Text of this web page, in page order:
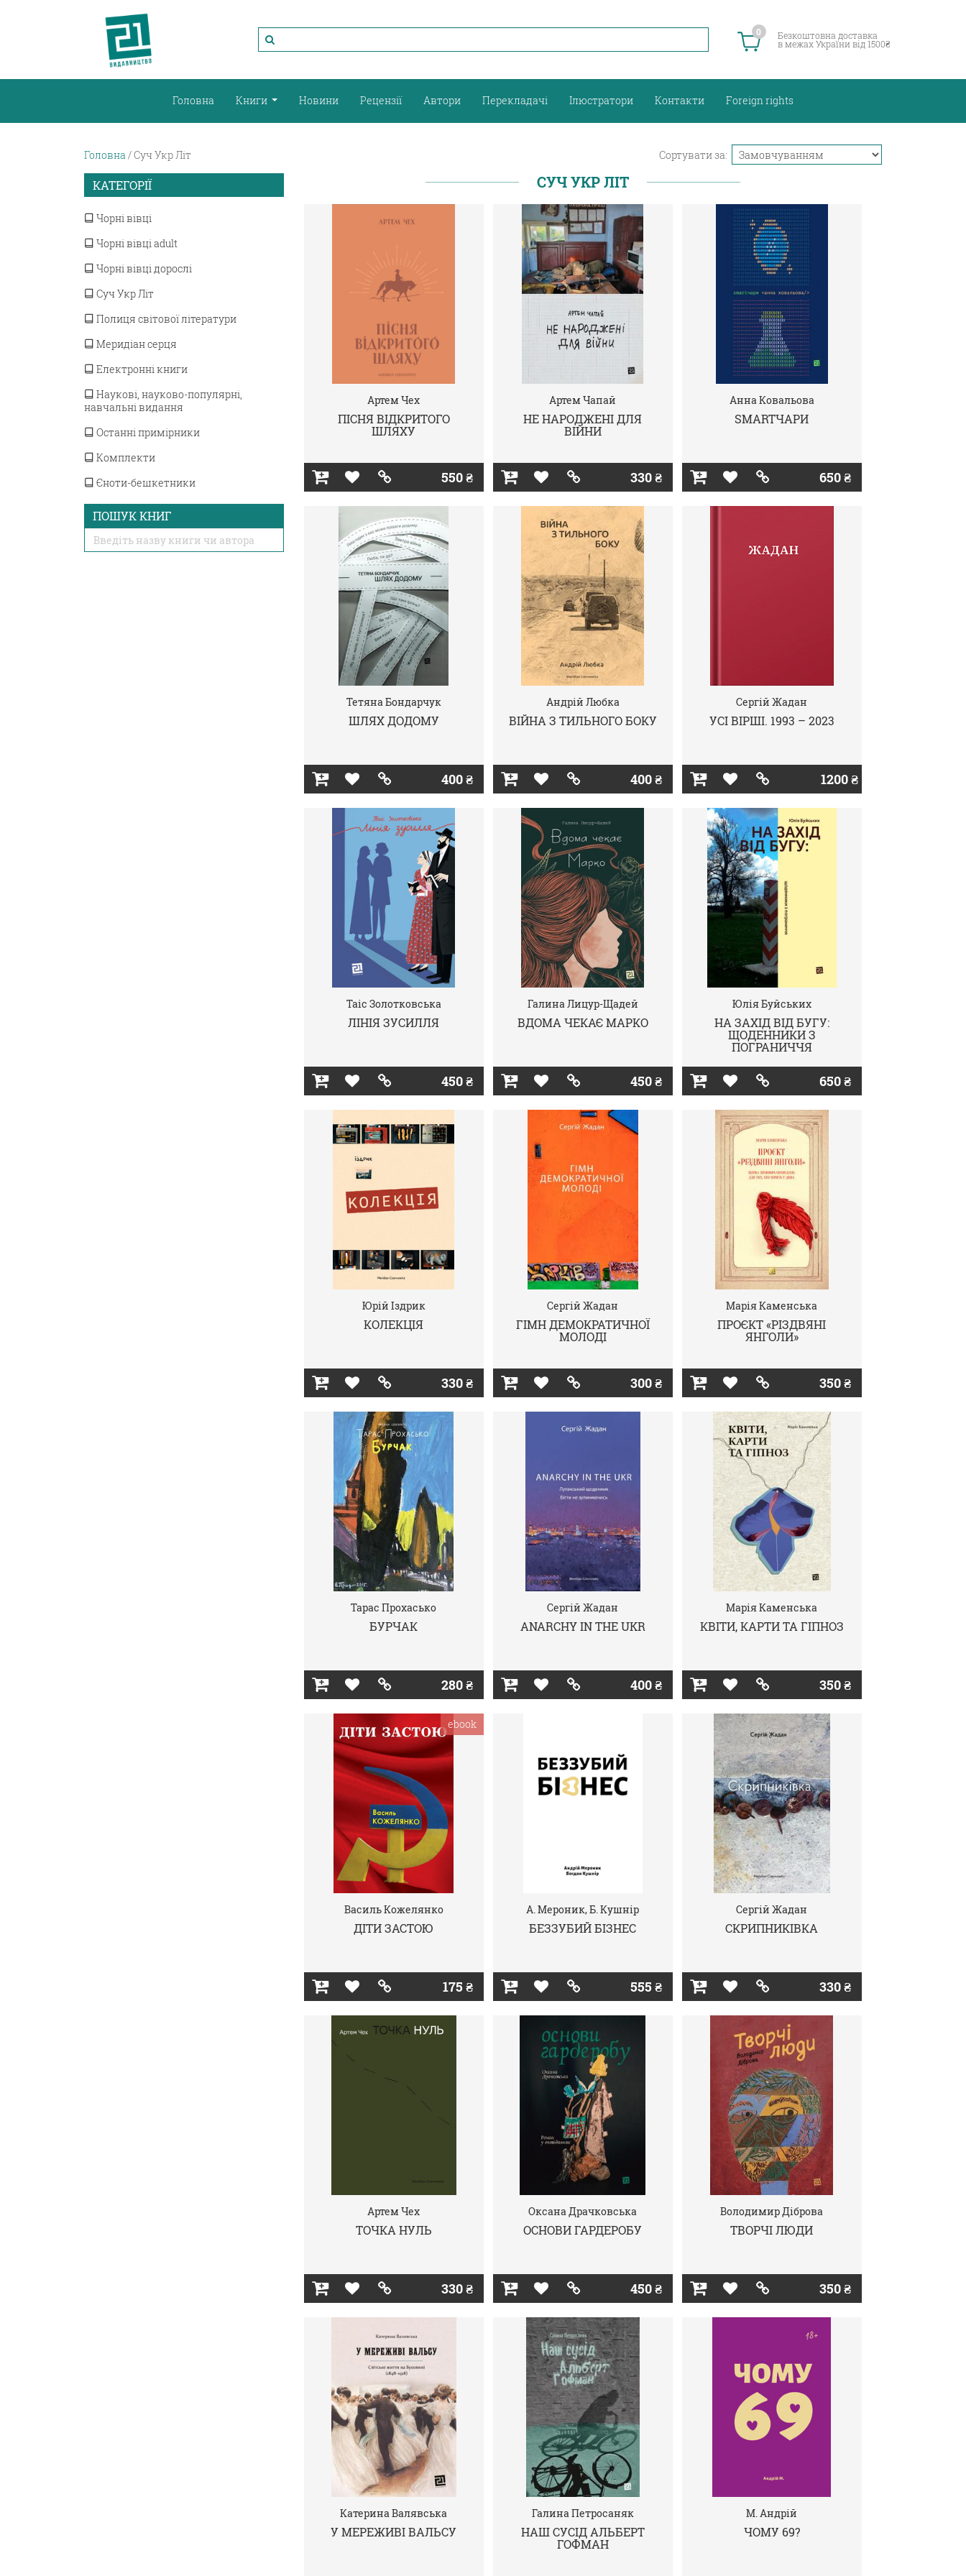
0 Безкоштовна доставка
в межах України від 1500₴
Головна Книги Новини Рецензії Автори Перекладачі Ілюстратори Контакти Foreign rights
Головна Суч Укр Літ Сортувати за:
КАТЕГОРІЇ
Чорні вівці
Чорні вівці adult
Чорні вівці дорослі
Суч Укр Літ
Полиця світової літератури
Меридіан серця
Електронні книги
Наукові, науково-популярні,
навчальні видання
Останні примірники
Комплекти
Єноти-бешкетники
ПОШУК КНИГ
СУЧ УКР ЛІТ
Артем Чех
ПІСНЯ ВІДКРИТОГО
ШЛЯХУ
550 ₴
Артем Чапай
НЕ НАРОДЖЕНІ ДЛЯ
ВІЙНИ
330 ₴
Анна Ковальова
SMARTЧАРИ
650 ₴
Тетяна Бондарчук
ШЛЯХ ДОДОМУ
400 ₴
Андрій Любка
ВІЙНА З ТИЛЬНОГО БОКУ
400 ₴
Сергій Жадан
УСІ ВІРШІ. 1993 – 2023
1200 ₴
Таіс Золотковська
ЛІНІЯ ЗУСИЛЛЯ
450 ₴
Галина Лицур-Щадей
ВДОМА ЧЕКАЄ МАРКО
450 ₴
Юлія Буйських
НА ЗАХІД ВІД БУГУ:
ЩОДЕННИКИ З
ПОГРАНИЧЧЯ
650 ₴
Юрій Іздрик
КОЛЕКЦІЯ
330 ₴
Сергій Жадан
ГІМН ДЕМОКРАТИЧНОЇ
МОЛОДІ
300 ₴
Марія Каменська
ПРОЄКТ «РІЗДВЯНІ
ЯНГОЛИ»
350 ₴
Тарас Прохасько
БУРЧАК
280 ₴
Сергій Жадан
ANARCHY IN THE UKR
400 ₴
Марія Каменська
КВІТИ, КАРТИ ТА ГІПНОЗ
350 ₴
Василь Кожелянко
ДІТИ ЗАСТОЮ
175 ₴
ebook
А. Мероник, Б. Кушнір
БЕЗЗУБИЙ БІЗНЕС
555 ₴
Сергій Жадан
СКРИПНИКІВКА
330 ₴
Артем Чех
ТОЧКА НУЛЬ
330 ₴
Оксана Драчковська
ОСНОВИ ГАРДЕРОБУ
450 ₴
Володимир Діброва
ТВОРЧІ ЛЮДИ
350 ₴
Катерина Валявська
У МЕРЕЖИВІ ВАЛЬСУ
Галина Петросаняк
НАШ СУСІД АЛЬБЕРТ
ГОФМАН
М. Андрій
ЧОМУ 69?